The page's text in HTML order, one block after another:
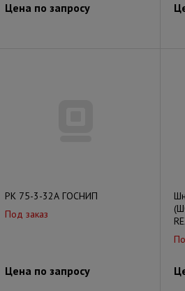
Цена по запросу
РК 75-3-32А ГОСНИП
Под заказ
Цена по запросу